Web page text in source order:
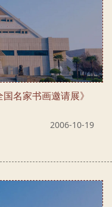
名家书画邀请展》
2006-10-19